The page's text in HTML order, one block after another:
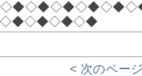
< 次のペー